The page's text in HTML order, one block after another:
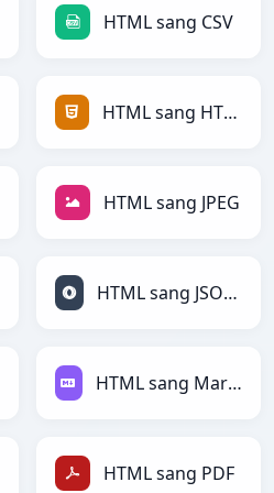
HTML sang CSV
HTML sang HTML
HTML sang JPEG
HTML sang JSONLines
HTML sang Markdown
HTML sang PDF